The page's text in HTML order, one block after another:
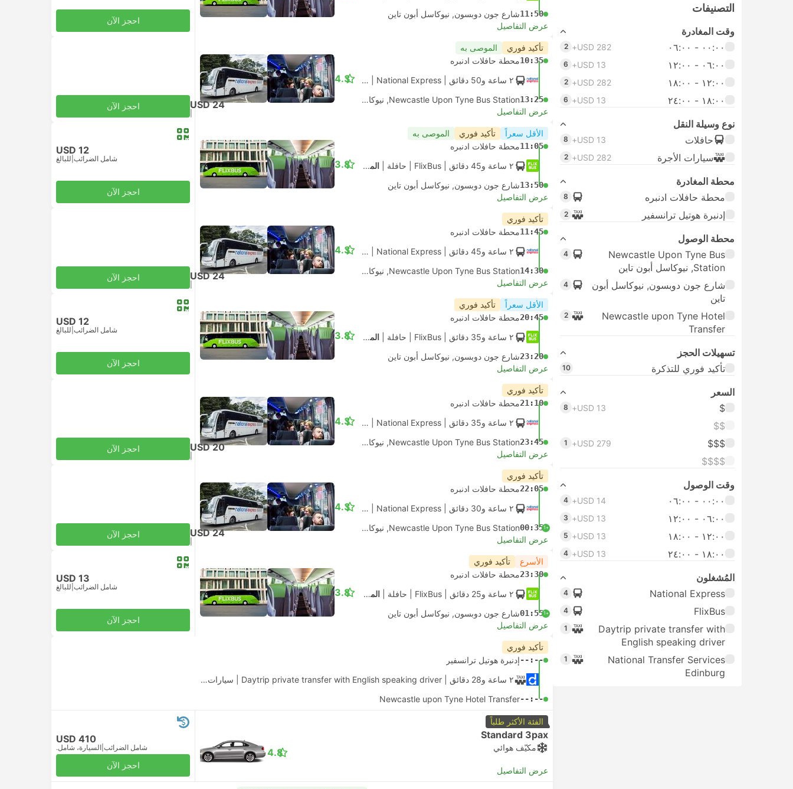
التصنيفات
وقت المغادرة
٠٠:٠٠ ‏- ٠٦:٠٠
USD 282+
2
٠٦:٠٠ ‏- ١٢:٠٠ USD 13+
6
١٢:٠٠ ‏- ١٨:٠٠ USD 282+
2
١٨:٠٠ ‏-‏ ٢٤:٠٠ USD 13+
6
نوع وسيلة النقل
حافلات
USD 13+
8
سيارات الأجرة USD 282+
2
محطة المغادرة
محطة حافلات ادنبره
8
إدنبرة هوتيل ترانسفير 2
محطة الوصول
Newcastle Upon Tyne Bus
Station, نيوكاسل أبون تاين
4
شارع جون دوبسون, نيوكاسل أبون
تاين
4
Newcastle upon Tyne Hotel
Transfer
2
تسهيلات الحجز
تأكيد فوري للتذكرة
10
السعر
$
USD 13+
8
$$
$$$
USD 279+
1
$$$$
وقت الوصول
٠٠:٠٠ ‏- ٠٦:٠٠
USD 14+
4
٠٦:٠٠ ‏- ١٢:٠٠ USD 13+
3
١٢:٠٠ ‏- ١٨:٠٠ USD 13+
5
١٨:٠٠ ‏-‏ ٢٤:٠٠ USD 13+
4
المُشغلون
National Express
4
FlixBus
4
Daytrip private transfer with
English speaking driver
1
National Transfer Services
Edinburg
1
11:50شارع جون دوبسون, نيوكاسل أبون تاين
عرض التفاصيل
احجز الآن
تأكيد فوري الموصى به
10:35محطة حافلات ادنبره
٢ ساعة و‫50 دقائق
حافلة|قياسي مكيف
13:25 Newcastle Upon Tyne Bus Station, نيوكاسل أبون تاين
4.3
عرض التفاصيل
USD 24 احجز الآن
الأقل سعراً تأكيد فوري الموصى به
11:05محطة حافلات ادنبره
٢ ساعة و‫45 دقائق
حافلة المعيار
13:50شارع جون دوبسون, نيوكاسل أبون تاين
3.8
عرض التفاصيل
USD 12
شامل الضرائب للبالغ
احجز الآن
تأكيد فوري
11:45محطة حافلات ادنبره
٢ ساعة و‫45 دقائق
حافلة|قياسي مكيف
14:30 Newcastle Upon Tyne Bus Station, نيوكاسل أبون تاين
4.3
عرض التفاصيل
USD 24 احجز الآن
الأقل سعراً تأكيد فوري
20:45محطة حافلات ادنبره
٢ ساعة و‫35 دقائق
حافلة المعيار
23:20شارع جون دوبسون, نيوكاسل أبون تاين
3.8
عرض التفاصيل
USD 12
شامل الضرائب للبالغ
احجز الآن
تأكيد فوري
21:10محطة حافلات ادنبره
٢ ساعة و‫35 دقائق
حافلة|قياسي مكيف
23:45 Newcastle Upon Tyne Bus Station, نيوكاسل أبون تاين
4.3
عرض التفاصيل
USD 20 احجز الآن
تأكيد فوري
22:05محطة حافلات ادنبره
٢ ساعة و‫30 دقائق
حافلة|قياسي مكيف
+1
00:35 Newcastle Upon Tyne Bus Station, نيوكاسل أبون تاين
4.3
عرض التفاصيل
USD 24 احجز الآن
الأسرع تأكيد فوري
23:30محطة حافلات ادنبره
٢ ساعة و‫25 دقائق
حافلة المعيار
+1
01:55شارع جون دوبسون, نيوكاسل أبون تاين
3.8
عرض التفاصيل
USD 13
شامل الضرائب للبالغ
احجز الآن
تأكيد فوري
--:--إدنبرة هوتيل ترانسفير
٢ ساعة و‫28 دقائق
سيارات الأجرة
--:--
Newcastle upon Tyne Hotel Transfer
الفئة الأكثر طلباً
Standard 3pax
مكيّف هوائي
عرض التفاصيل
4.8
USD 410
شامل الضرائب السيارة، شامل.
احجز الآن